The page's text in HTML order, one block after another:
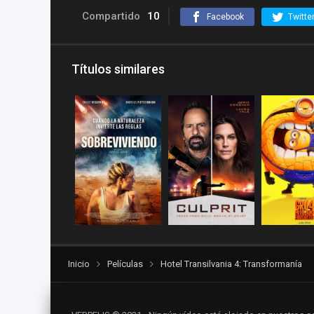
Compartido 10 Facebook Twitter
Títulos similares
Inicio Películas Hotel Transilvania 4: Transformanía